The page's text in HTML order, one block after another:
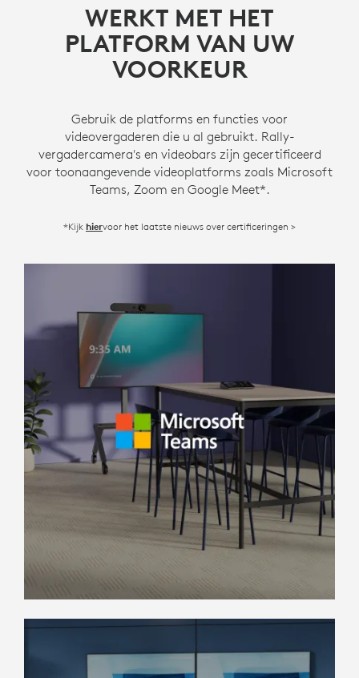
WERKT MET HET
PLATFORM VAN UW
VOORKEUR
Gebruik de platforms en functies voor
videovergaderen die u al gebruikt. Rally-
vergadercamera's en videobars zijn gecertificeerd
voor toonaangevende videoplatforms zoals Microsoft
Teams, Zoom en Google Meet*.
*Kijk hiervoor het laatste nieuws over certificeringen >